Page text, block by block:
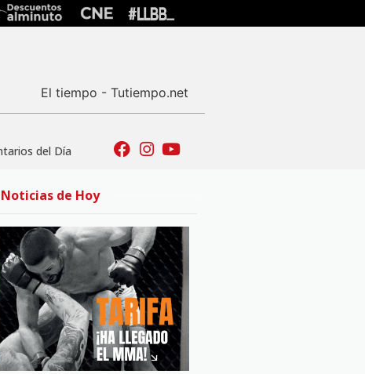
El tiempo - Tutiempo.net
del Día
Noticias de Hoy